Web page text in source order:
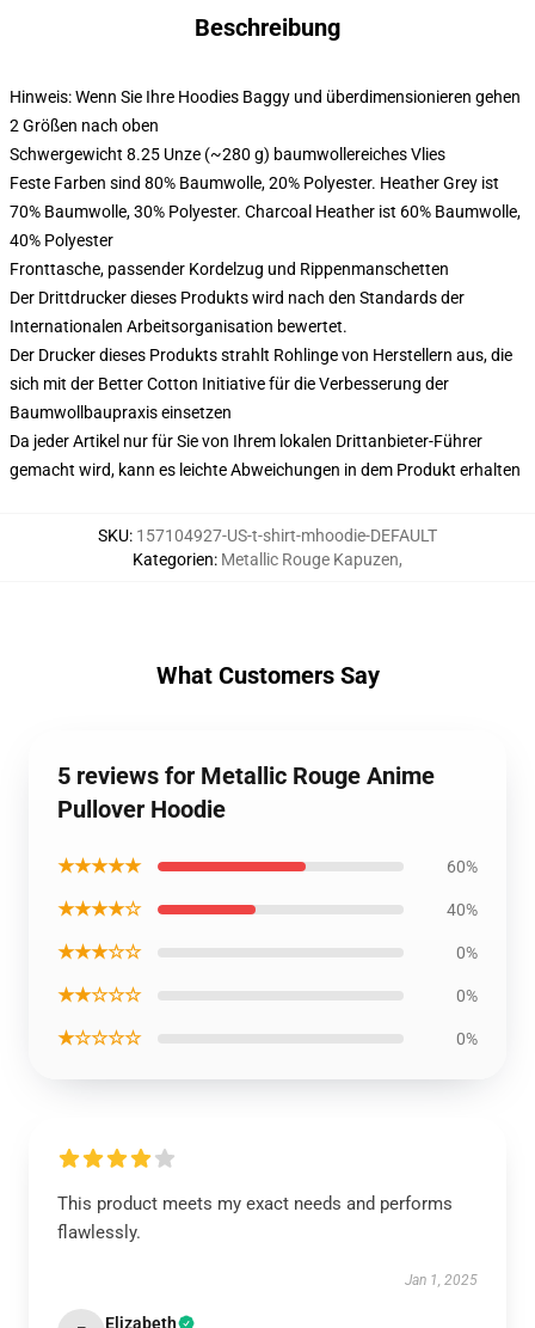
Beschreibung
Hinweis: Wenn Sie Ihre Hoodies Baggy und überdimensionieren gehen
2 Größen nach oben
Schwergewicht 8.25 Unze (~280 g) baumwollereiches Vlies
Feste Farben sind 80% Baumwolle, 20% Polyester. Heather Grey ist
70% Baumwolle, 30% Polyester. Charcoal Heather ist 60% Baumwolle,
40% Polyester
Fronttasche, passender Kordelzug und Rippenmanschetten
Der Drittdrucker dieses Produkts wird nach den Standards der
Internationalen Arbeitsorganisation bewertet.
Der Drucker dieses Produkts strahlt Rohlinge von Herstellern aus, die
sich mit der Better Cotton Initiative für die Verbesserung der
Baumwollbaupraxis einsetzen
Da jeder Artikel nur für Sie von Ihrem lokalen Drittanbieter-Führer
gemacht wird, kann es leichte Abweichungen in dem Produkt erhalten
SKU: 157104927-US-t-shirt-mhoodie-DEFAULT
Kategorien: Metallic Rouge Kapuzen,
What Customers Say
5 reviews for Metallic Rouge Anime
Pullover Hoodie
★★★★★ 60%
★★★★☆ 40%
★★★☆☆ 0%
★★☆☆☆ 0%
★☆☆☆☆ 0%
This product meets my exact needs and performs
flawlessly.
Jan 1, 2025
Elizabeth